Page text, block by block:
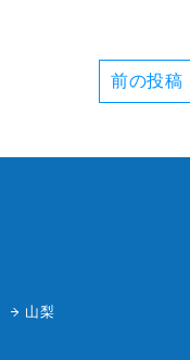
前の投稿
山梨